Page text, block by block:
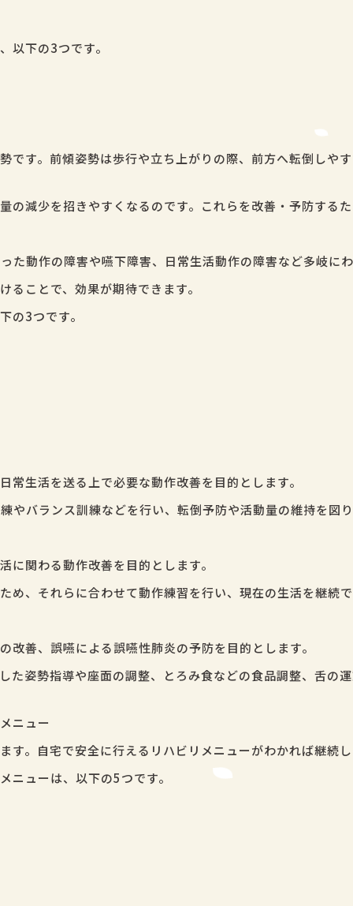
以下の3つです。
です。前傾姿勢は歩行や立ち上がりの際、前方へ転倒しや
の減少を招きやすくなるのです。これらを改善・予防する
た動作の障害や嚥下障害、日常生活動作の障害など多岐に
ることで、効果が期待できます。
の3つです。
常生活を送る上で必要な動作改善を目的とします。
やバランス訓練などを行い、転倒予防や活動量の維持を図
に関わる動作改善を目的とします。
め、それらに合わせて動作練習を行い、現在の生活を継続
改善、誤嚥による誤嚥性肺炎の予防を目的とします。
た姿勢指導や座面の調整、とろみ食などの食品調整、舌の
ニュー
す。自宅で安全に行えるリハビリメニューがわかれば継続
ニューは、以下の5つです。